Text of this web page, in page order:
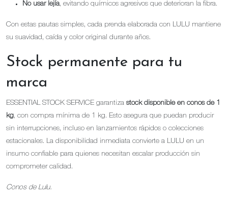
No usar lejía, evitando químicos agresivos que deterioran la fibra.
Con estas pautas simples, cada prenda elaborada con LULU mantiene
su suavidad, caída y color original durante años.
Stock permanente para tu
marca
ESSENTIAL STOCK SERVICE garantiza stock disponible en conos de 1
kg, con compra mínima de 1 kg. Esto asegura que puedan producir
sin interrupciones, incluso en lanzamientos rápidos o colecciones
estacionales. La disponibilidad inmediata convierte a LULU en un
insumo confiable para quienes necesitan escalar producción sin
comprometer calidad.
Conos de Lulu.